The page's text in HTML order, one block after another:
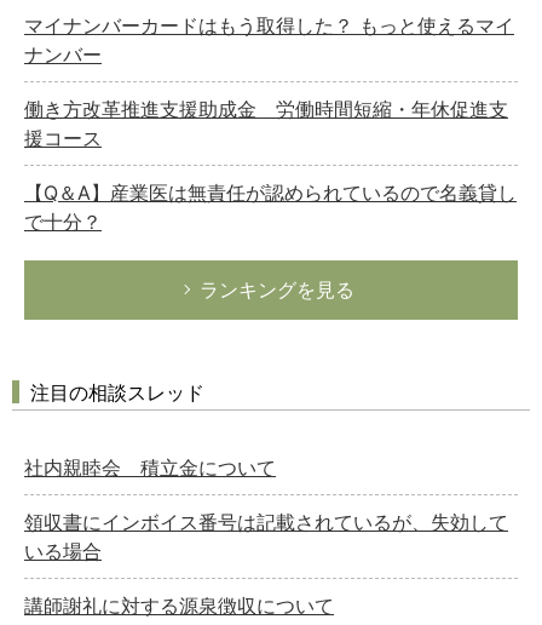
マイナンバーカードはもう取得した？ もっと使えるマイ
ナンバー
働き方改革推進支援助成金 労働時間短縮・年休促進支
援コース
【Q＆A】産業医は無責任が認められているので名義貸し
で十分？
ランキングを見る
注目の相談スレッド
社内親睦会 積立金について
領収書にインボイス番号は記載されているが、失効して
いる場合
講師謝礼に対する源泉徴収について